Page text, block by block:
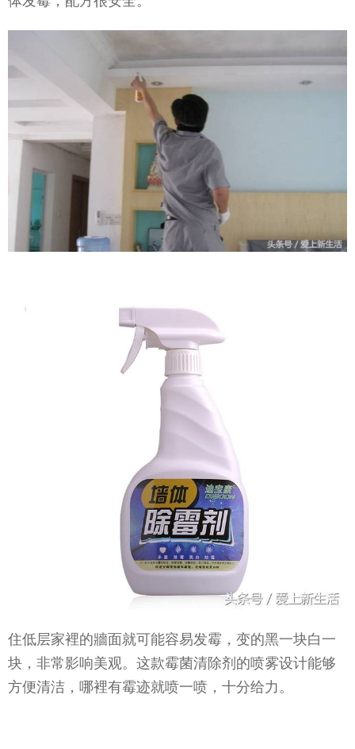
住低层家裡的牆面就可能容易发霉，变的黑一块白一
块，非常影响美观。这款霉菌清除剂的喷雾设计能够
方便清洁，哪裡有霉迹就喷一喷，十分给力。